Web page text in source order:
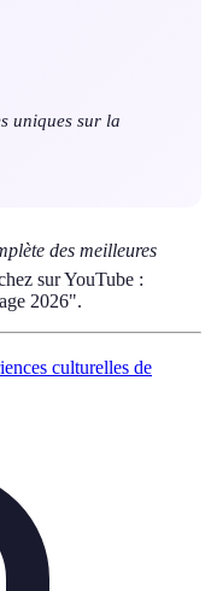
uniques sur la
des meilleures
sur YouTube :
2026".
culturelles de